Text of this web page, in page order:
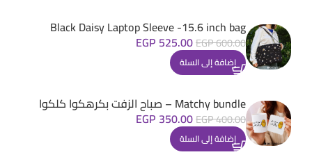
Black Daisy Laptop Sleeve -15.6 inch bag
EGP600.00
EGP 525.00
إضافة إلى السلة
Matchy bundle – صباح الزفت بكرهكوا كلكوا
EGP400.00
EGP 350.00
إضافة إلى السلة